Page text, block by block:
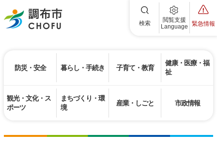
調布市 検索
閲覧支援
Language
緊急情報
防災・安全 暮らし・手続き 子育て・教育
健康・医療・福
祉
観光・文化・ス
ポーツ
まちづくり・環
境
産業・しごと 市政情報